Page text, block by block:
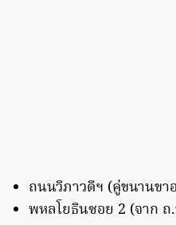
ถนนวิภาวดีฯ (คู่ขนานข
พหลโยธินซอย 2 (จาก